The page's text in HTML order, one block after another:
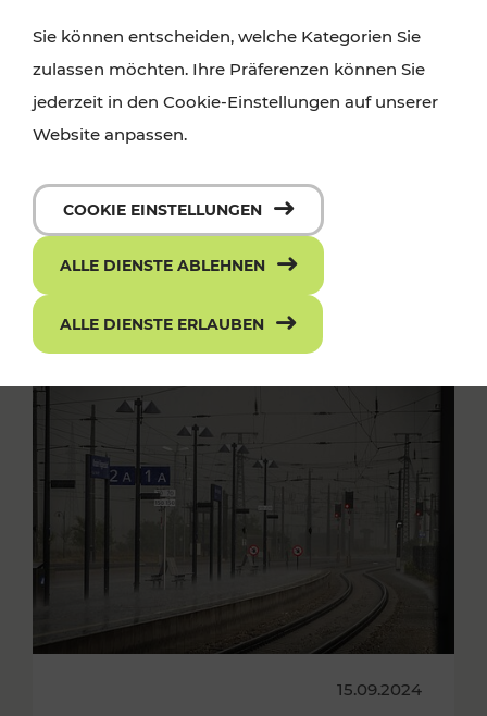
15.09.2024
Sie können entscheiden, welche Kategorien Sie
zulassen möchten. Ihre Präferenzen können Sie
jederzeit in den Cookie-Einstellungen auf unserer
Website anpassen.
COOKIE EINSTELLUNGEN
ALLE DIENSTE ABLEHNEN
ALLE DIENSTE ERLAUBEN